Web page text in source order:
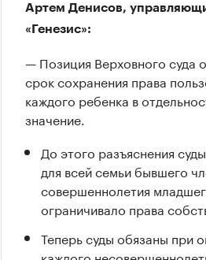
Артем Денисов,
«Генезис»:
— Позиция Верховного суда
срок сохранения права
каждого ребенка в
значение.
До этого разъяснения
для всей семьи бывшего
совершеннолетия
ограничивало права
Теперь суды обязаны при